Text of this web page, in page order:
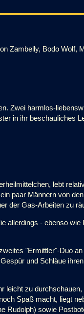
Zambelly, Bodo Wolf,
Zwei harmlos-
in ihr beschauliches
lebt
paar Männern von
der Gas-Arbeiten zu
allerdings - ebenso
"Ermittler"-Duo
und Schläue
leicht zu
Spaß macht, liegt
Rudolph) sowie